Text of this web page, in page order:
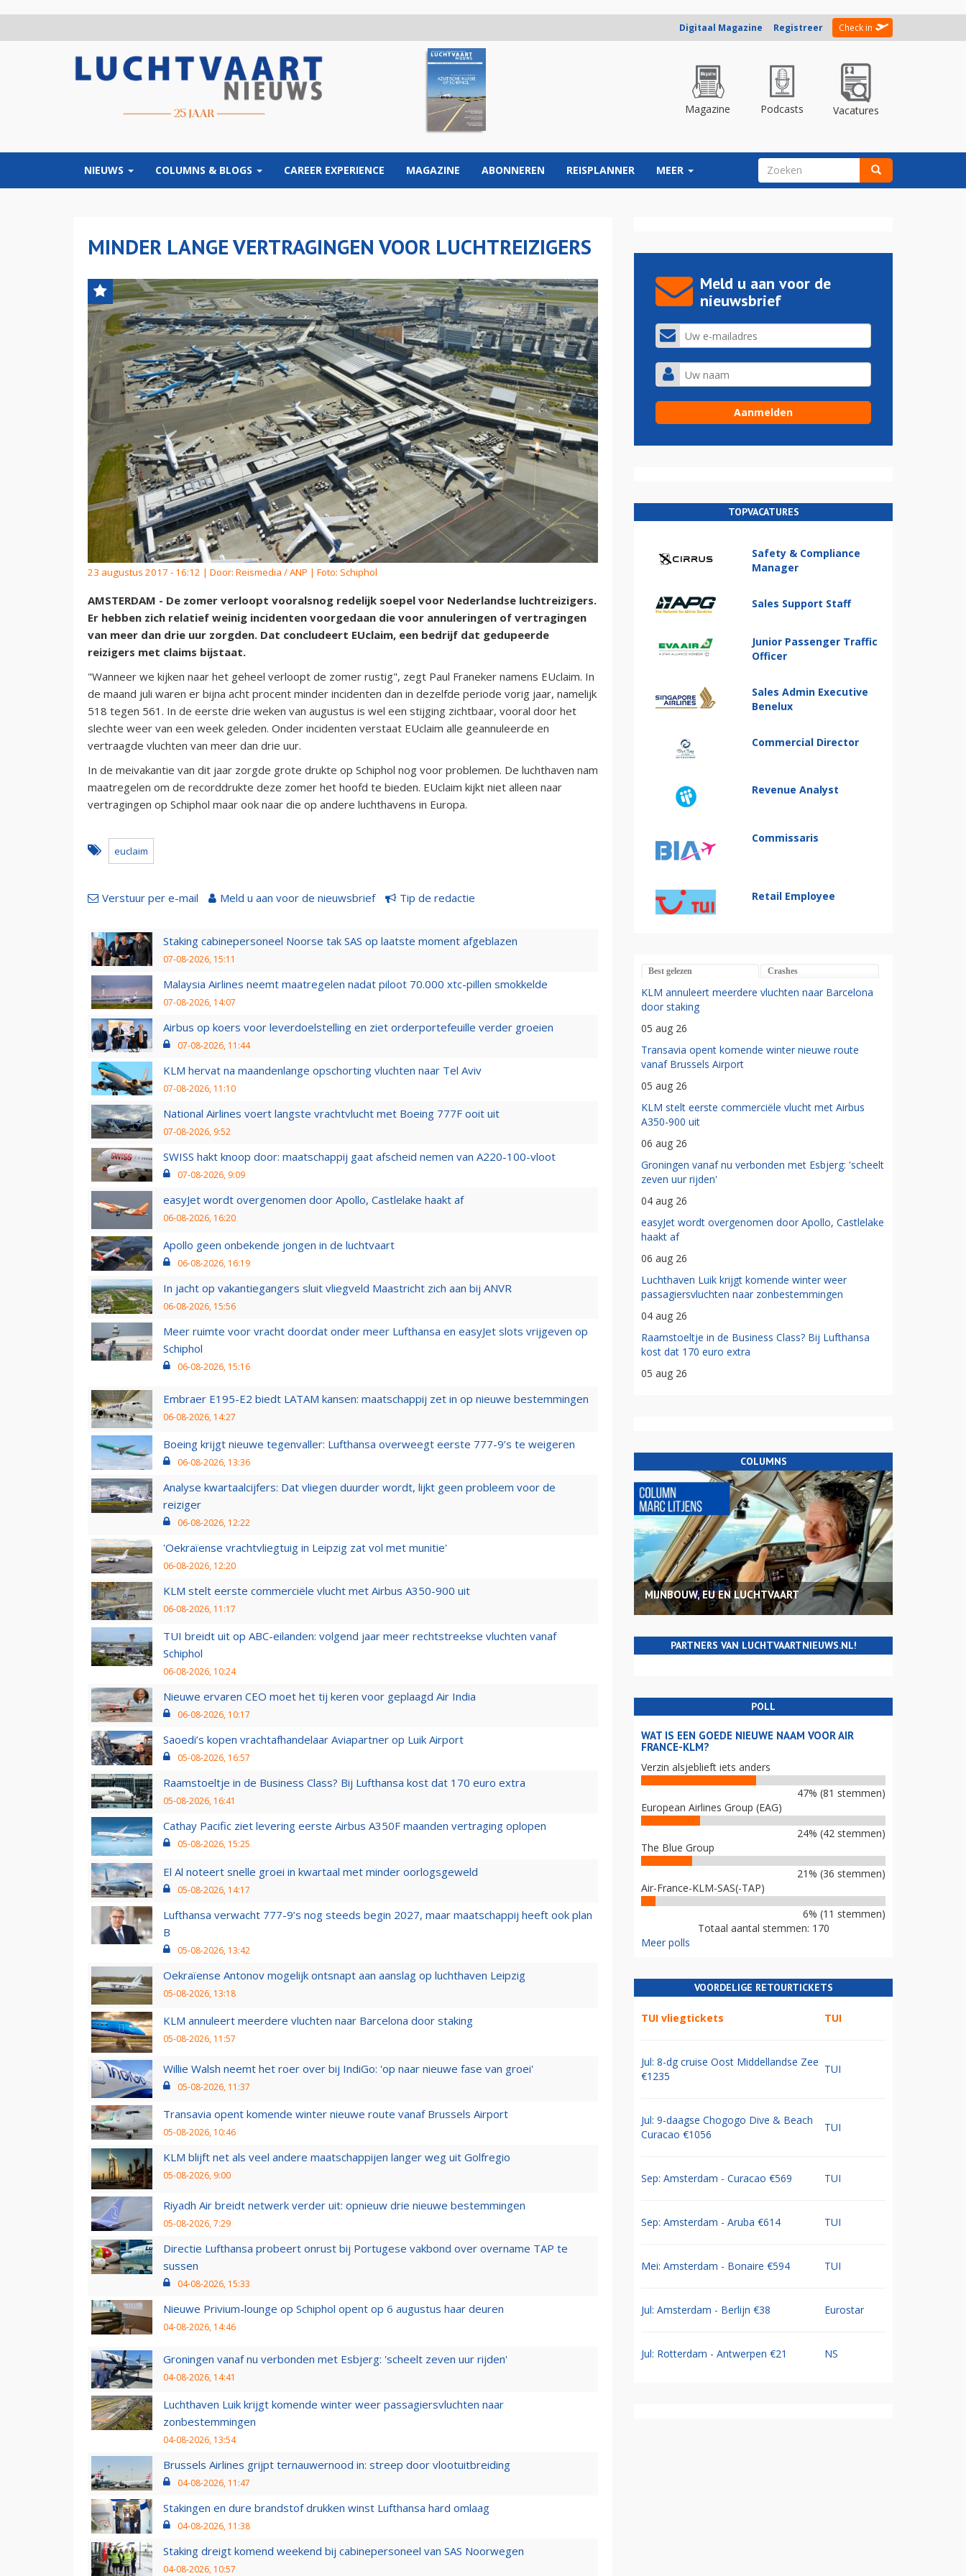
Digitaal Magazine Registreer Check in
Magazine Podcasts Vacatures
NIEUWS COLUMNS & BLOGS CAREER EXPERIENCE MAGAZINE ABONNEREN REISPLANNER MEER ZOEKVELD
MINDER LANGE VERTRAGINGEN VOOR LUCHTREIZIGERS
23 augustus 2017 - 16:12 | Door: Reismedia / ANP | Foto: Schiphol
AMSTERDAM - De zomer verloopt vooralsnog redelijk soepel voor Nederlandse luchtreizigers.
Er hebben zich relatief weinig incidenten voorgedaan die voor annuleringen of vertragingen
van meer dan drie uur zorgden. Dat concludeert EUclaim, een bedrijf dat gedupeerde
reizigers met claims bijstaat.
"Wanneer we kijken naar het geheel verloopt de zomer rustig", zegt Paul Franeker namens EUclaim. In
de maand juli waren er bijna acht procent minder incidenten dan in dezelfde periode vorig jaar, namelijk
518 tegen 561. In de eerste drie weken van augustus is wel een stijging zichtbaar, vooral door het
slechte weer van een week geleden. Onder incidenten verstaat EUclaim alle geannuleerde en
vertraagde vluchten van meer dan drie uur.
In de meivakantie van dit jaar zorgde grote drukte op Schiphol nog voor problemen. De luchthaven nam
maatregelen om de recorddrukte deze zomer het hoofd te bieden. EUclaim kijkt niet alleen naar
vertragingen op Schiphol maar ook naar die op andere luchthavens in Europa.
euclaim
Verstuur per e-mail Meld u aan voor de nieuwsbrief Tip de redactie
Staking cabinepersoneel Noorse tak SAS op laatste moment afgeblazen
07-08-2026, 15:11
Malaysia Airlines neemt maatregelen nadat piloot 70.000 xtc-pillen smokkelde
07-08-2026, 14:07
Airbus op koers voor leverdoelstelling en ziet orderportefeuille verder groeien
07-08-2026, 11:44
KLM hervat na maandenlange opschorting vluchten naar Tel Aviv
07-08-2026, 11:10
National Airlines voert langste vrachtvlucht met Boeing 777F ooit uit
07-08-2026, 9:52
SWISS hakt knoop door: maatschappij gaat afscheid nemen van A220-100-vloot
07-08-2026, 9:09
easyJet wordt overgenomen door Apollo, Castlelake haakt af
06-08-2026, 16:20
Apollo geen onbekende jongen in de luchtvaart
06-08-2026, 16:19
In jacht op vakantiegangers sluit vliegveld Maastricht zich aan bij ANVR
06-08-2026, 15:56
Meer ruimte voor vracht doordat onder meer Lufthansa en easyJet slots vrijgeven op
Schiphol
06-08-2026, 15:16
Embraer E195-E2 biedt LATAM kansen: maatschappij zet in op nieuwe bestemmingen
06-08-2026, 14:27
Boeing krijgt nieuwe tegenvaller: Lufthansa overweegt eerste 777-9’s te weigeren
06-08-2026, 13:36
Analyse kwartaalcijfers: Dat vliegen duurder wordt, lijkt geen probleem voor de
reiziger
06-08-2026, 12:22
'Oekraïense vrachtvliegtuig in Leipzig zat vol met munitie'
06-08-2026, 12:20
KLM stelt eerste commerciële vlucht met Airbus A350-900 uit
06-08-2026, 11:17
TUI breidt uit op ABC-eilanden: volgend jaar meer rechtstreekse vluchten vanaf
Schiphol
06-08-2026, 10:24
Nieuwe ervaren CEO moet het tij keren voor geplaagd Air India
06-08-2026, 10:17
Saoedi’s kopen vrachtafhandelaar Aviapartner op Luik Airport
05-08-2026, 16:57
Raamstoeltje in de Business Class? Bij Lufthansa kost dat 170 euro extra
05-08-2026, 16:41
Cathay Pacific ziet levering eerste Airbus A350F maanden vertraging oplopen
05-08-2026, 15:25
El Al noteert snelle groei in kwartaal met minder oorlogsgeweld
05-08-2026, 14:17
Lufthansa verwacht 777-9’s nog steeds begin 2027, maar maatschappij heeft ook plan
B
05-08-2026, 13:42
Oekraïense Antonov mogelijk ontsnapt aan aanslag op luchthaven Leipzig
05-08-2026, 13:18
KLM annuleert meerdere vluchten naar Barcelona door staking
05-08-2026, 11:57
Willie Walsh neemt het roer over bij IndiGo: 'op naar nieuwe fase van groei'
05-08-2026, 11:37
Transavia opent komende winter nieuwe route vanaf Brussels Airport
05-08-2026, 10:46
KLM blijft net als veel andere maatschappijen langer weg uit Golfregio
05-08-2026, 9:00
Riyadh Air breidt netwerk verder uit: opnieuw drie nieuwe bestemmingen
05-08-2026, 7:29
Directie Lufthansa probeert onrust bij Portugese vakbond over overname TAP te
sussen
04-08-2026, 15:33
Nieuwe Privium-lounge op Schiphol opent op 6 augustus haar deuren
04-08-2026, 14:46
Groningen vanaf nu verbonden met Esbjerg: 'scheelt zeven uur rijden'
04-08-2026, 14:41
Luchthaven Luik krijgt komende winter weer passagiersvluchten naar
zonbestemmingen
04-08-2026, 13:54
Brussels Airlines grijpt ternauwernood in: streep door vlootuitbreiding
04-08-2026, 11:47
Stakingen en dure brandstof drukken winst Lufthansa hard omlaag
04-08-2026, 11:38
Staking dreigt komend weekend bij cabinepersoneel van SAS Noorwegen
04-08-2026, 10:57
Meld u aan voor de
nieuwsbrief
TOPVACATURES
Safety & Compliance
Manager
Sales Support Staff
Junior Passenger Traffic
Officer
Sales Admin Executive
Benelux
Commercial Director
Revenue Analyst
Commissaris
Retail Employee
Best gelezen Crashes
KLM annuleert meerdere vluchten naar Barcelona
door staking
05 aug 26
Transavia opent komende winter nieuwe route
vanaf Brussels Airport
05 aug 26
KLM stelt eerste commerciële vlucht met Airbus
A350-900 uit
06 aug 26
Groningen vanaf nu verbonden met Esbjerg: 'scheelt
zeven uur rijden'
04 aug 26
easyJet wordt overgenomen door Apollo, Castlelake
haakt af
06 aug 26
Luchthaven Luik krijgt komende winter weer
passagiersvluchten naar zonbestemmingen
04 aug 26
Raamstoeltje in de Business Class? Bij Lufthansa
kost dat 170 euro extra
05 aug 26
COLUMNS
MIJNBOUW, EU EN LUCHTVAART
PARTNERS VAN LUCHTVAARTNIEUWS.NL!
POLL
WAT IS EEN GOEDE NIEUWE NAAM VOOR AIR
FRANCE-KLM?
Verzin alsjeblieft iets anders
47% (81 stemmen)
European Airlines Group (EAG)
24% (42 stemmen)
The Blue Group
21% (36 stemmen)
Air-France-KLM-SAS(-TAP)
6% (11 stemmen)
Totaal aantal stemmen: 170
Meer polls
VOORDELIGE RETOURTICKETS
TUI vliegtickets TUI
Jul: 8-dg cruise Oost Middellandse Zee
€1235
TUI
Jul: 9-daagse Chogogo Dive & Beach
Curacao €1056
TUI
Sep: Amsterdam - Curacao €569 TUI
Sep: Amsterdam - Aruba €614 TUI
Mei: Amsterdam - Bonaire €594 TUI
Jul: Amsterdam - Berlijn €38 Eurostar
Jul: Rotterdam - Antwerpen €21 NS